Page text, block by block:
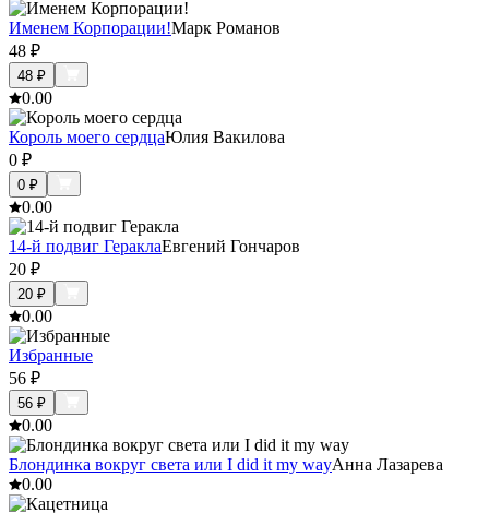
Именем Корпорации!Марк Романов
48 ₽
48 ₽
0.00
Король моего сердцаЮлия Вакилова
0 ₽
0 ₽
0.00
14-й подвиг ГераклаЕвгений Гончаров
20 ₽
20 ₽
0.00
Избранные
56 ₽
56 ₽
0.00
Блондинка вокруг света или I did it my wayАнна Лазарева
0.00